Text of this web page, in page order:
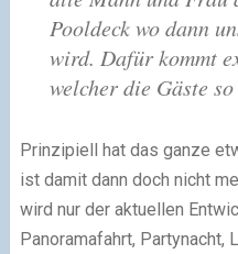
Pooldeck wo dann
wird. Dafür kommt
welcher die Gäste
Prinzipiell hat das ganze
ist damit dann doch nicht
wird nur der aktuellen
Panoramafahrt, Partynacht,